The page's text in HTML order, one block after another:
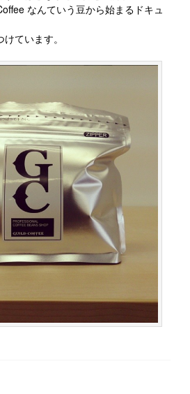
なんていう豆から始まるドキュ
ています。